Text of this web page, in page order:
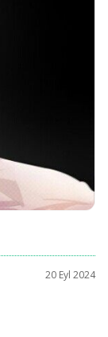
20 Eyl 2024